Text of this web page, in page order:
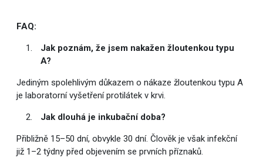
FAQ:
Jak poznám, že jsem nakažen žloutenkou typu
A?
Jediným spolehlivým důkazem o nákaze žloutenkou typu A
je laboratorní vyšetření protilátek v krvi.
Jak dlouhá je inkubační doba?
Přibližně 15–50 dní, obvykle 30 dní. Člověk je však infekční
již 1–2 týdny před objevením se prvních příznaků.